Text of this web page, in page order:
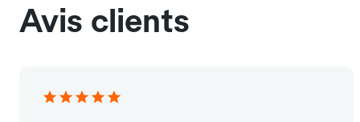
Avis clients